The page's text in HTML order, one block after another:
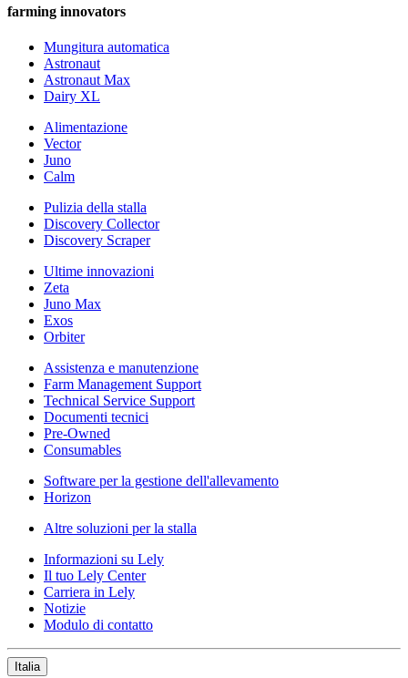
farming innovators
Mungitura automatica
Astronaut
Astronaut Max
Dairy XL
Alimentazione
Vector
Juno
Calm
Pulizia della stalla
Discovery Collector
Discovery Scraper
Ultime innovazioni
Zeta
Juno Max
Exos
Orbiter
Assistenza e manutenzione
Farm Management Support
Technical Service Support
Documenti tecnici
Pre-Owned
Consumables
Software per la gestione dell'allevamento
Horizon
Altre soluzioni per la stalla
Informazioni su Lely
Il tuo Lely Center
Carriera in Lely
Notizie
Modulo di contatto
Italia